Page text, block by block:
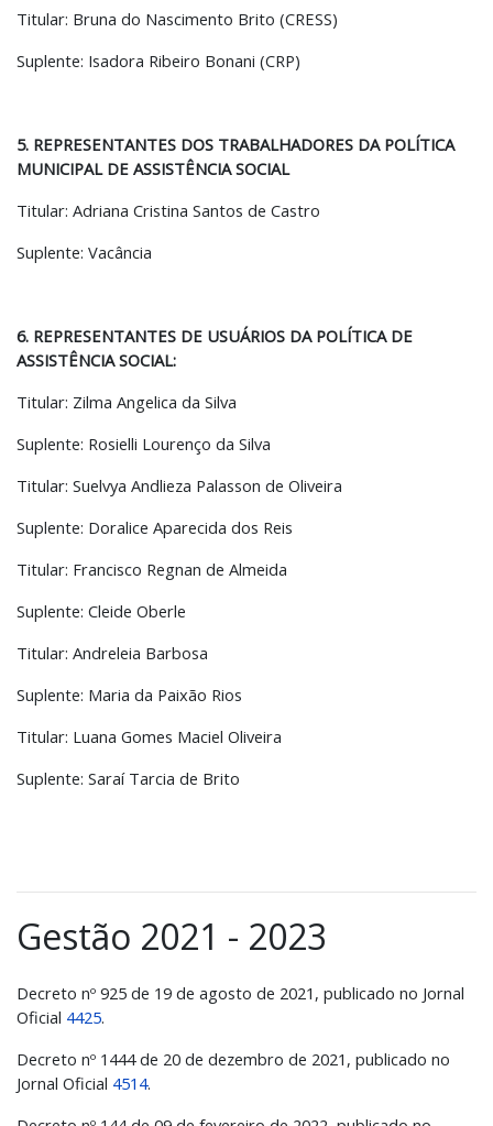
Titular: Bruna do Nascimento Brito (CRESS)
Suplente: Isadora Ribeiro Bonani (CRP)
5. REPRESENTANTES DOS TRABALHADORES DA POLÍTICA
MUNICIPAL DE ASSISTÊNCIA SOCIAL
Titular: Adriana Cristina Santos de Castro
Suplente: Vacância
6. REPRESENTANTES DE USUÁRIOS DA POLÍTICA DE
ASSISTÊNCIA SOCIAL:
Titular: Zilma Angelica da Silva
Suplente: Rosielli Lourenço da Silva
Titular: Suelvya Andlieza Palasson de Oliveira
Suplente: Doralice Aparecida dos Reis
Titular: Francisco Regnan de Almeida
Suplente: Cleide Oberle
Titular: Andreleia Barbosa
Suplente: Maria da Paixão Rios
Titular: Luana Gomes Maciel Oliveira
Suplente: Saraí Tarcia de Brito
Gestão 2021 - 2023
Decreto nº 925 de 19 de agosto de 2021, publicado no Jornal
Oficial 4425.
Decreto nº 1444 de 20 de dezembro de 2021, publicado no
Jornal Oficial 4514.